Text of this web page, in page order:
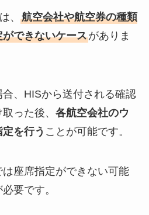
、 航空会社や航空券の種類
できないケースがありま
、HISから送付される確認
った後、 各航空会社のウ
を行う ことが可能です。
座席指定ができない可能
要です。